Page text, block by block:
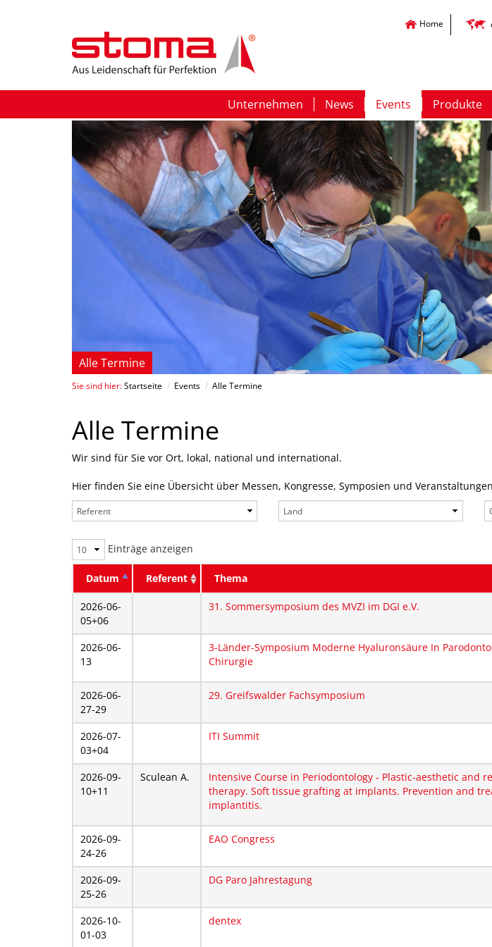
Alle Termine
Sie sind hier:Startseite / Events / Alle Termine
Alle Termine
Wir sind für Sie vor Ort, lokal, national und international.
Hier finden Sie eine Übersicht über Messen, Kongresse, Symposien und
Einträge anzeigen
Datum Referent Thema
2026-06-
05+06
31. Sommersymposium des MVZI im DGI e.V.
2026-06-
13
3-Länder-Symposium Moderne Hyaluronsäure In
Chirurgie
2026-06-
27-29
29. Greifswalder Fachsymposium
2026-07-
03+04
ITI Summit
2026-09-
10+11
Sculean A.
Intensive Course in Periodontology - Plastic-aesthetic and
therapy. Soft tissue grafting at implants. Prevention and
implantitis.
2026-09-
24-26
EAO Congress
2026-09-
25-26
DG Paro Jahrestagung
2026-10-
01-03
dentex
Home
Unternehmen News Events Produkte